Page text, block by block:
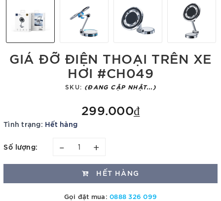
GIÁ ĐỠ ĐIỆN THOẠI TRÊN XE
HƠI #CH049
SKU: (ĐANG CẬP NHẬT...)
299.000₫
Tình trạng: Hết hàng
Số lượng: – +
HẾT HÀNG
Gọi đặt mua:0888 326 099